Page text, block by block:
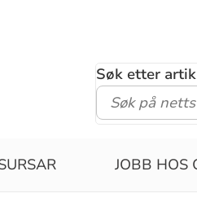
Søk etter
JOBB HOS